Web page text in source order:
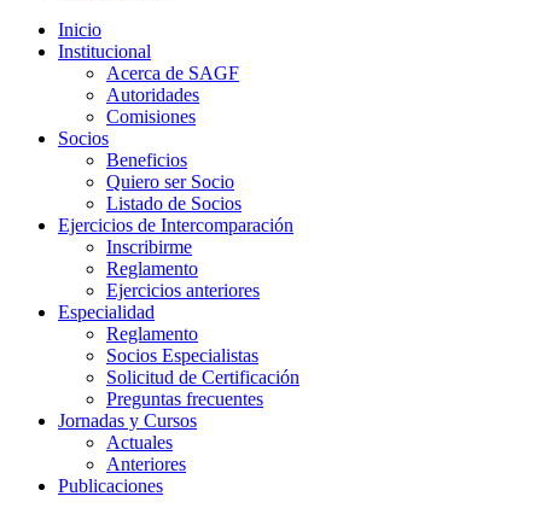
Inicio
Institucional
Acerca de SAGF
Autoridades
Comisiones
Socios
Beneficios
Quiero ser Socio
Listado de Socios
Ejercicios de Intercomparación
Inscribirme
Reglamento
Ejercicios anteriores
Especialidad
Reglamento
Socios Especialistas
Solicitud de Certificación
Preguntas frecuentes
Jornadas y Cursos
Actuales
Anteriores
Publicaciones